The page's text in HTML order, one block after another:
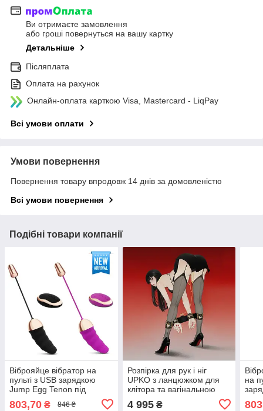
Ви отримаєте замовлення
або гроші повернуться на вашу картку
Детальніше
Післяплата
Оплата на рахунок
Онлайн-оплата карткою Visa, Mastercard - LiqPay
Всі умови оплати
Умови повернення
Повернення товару впродовж 14 днів за домовленістю
Всі умови повернення
Подібні товари компанії
Віброяйце вібратор на
пульті з USB зарядкою
Jump Egg Tenon під
803,70 ₴ 846 ₴
Розпірка для рук і ніг
UPKO з ланцюжком для
клітора та вагінальною
4 995₴
на